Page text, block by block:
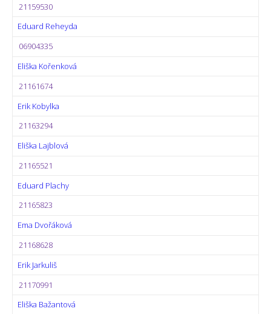
21159530
Eduard Reheyda
06904335
Eliška Kořenková
21161674
Erik Kobylka
21163294
Eliška Lajblová
21165521
Eduard Plachy
21165823
Ema Dvořáková
21168628
Erik Jarkuliš
21170991
Eliška Bažantová